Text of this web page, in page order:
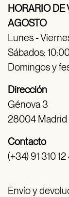
HORARIO DE
AGOSTO
Lunes -
Sábados:
Domingos y
Dirección
Génova 3
28004 Madrid
Contacto
(+34) 91 310
Envío y